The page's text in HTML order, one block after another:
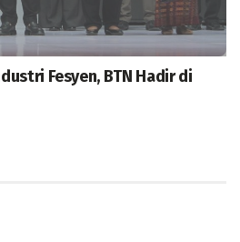
Fesyen, BTN Hadir di